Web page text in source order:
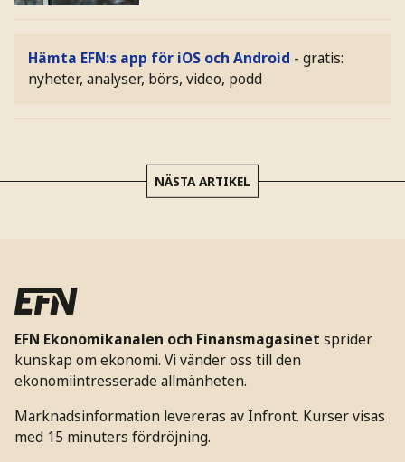
Hämta EFN:s app för iOS och Android - gratis:
nyheter, analyser, börs, video, podd
NÄSTA ARTIKEL
EFN Ekonomikanalen och Finansmagasinet sprider
kunskap om ekonomi. Vi vänder oss till den
ekonomiintresserade allmänheten.
Marknadsinformation levereras av Infront. Kurser visas
med 15 minuters fördröjning.